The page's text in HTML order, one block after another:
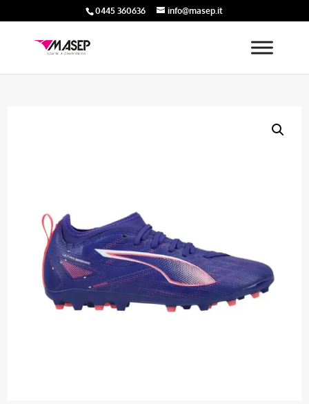
0445 360636 info@masep.it